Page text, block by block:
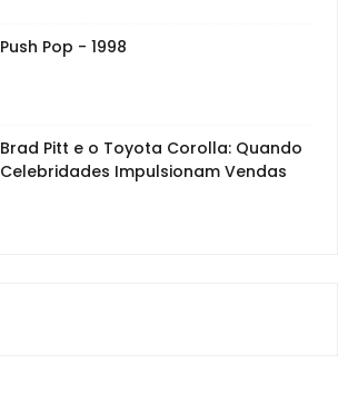
Push Pop - 1998
Brad Pitt e o Toyota Corolla: Quando
Celebridades Impulsionam Vendas